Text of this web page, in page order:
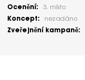
Ocenění: 3. místo
Koncept: nezadáno
Zveřejnění kampaně: